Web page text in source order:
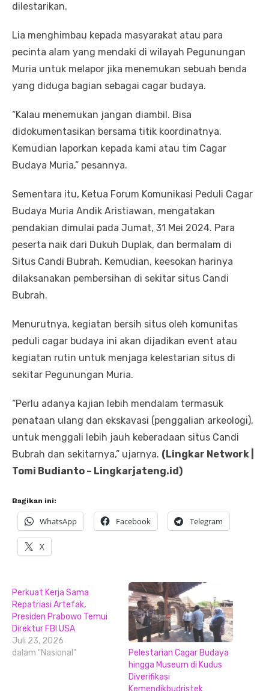
dilestarikan.
Lia menghimbau kepada masyarakat atau para
pecinta alam yang mendaki di wilayah Pegunungan
Muria untuk melapor jika menemukan sebuah benda
yang diduga bagian sebagai cagar budaya.
“Kalau menemukan jangan diambil. Bisa
didokumentasikan bersama titik koordinatnya.
Kemudian laporkan kepada kami atau tim Cagar
Budaya Muria,” pesannya.
Sementara itu, Ketua Forum Komunikasi Peduli Cagar
Budaya Muria Andik Aristiawan, mengatakan
pendakian dimulai pada Jumat, 31 Mei 2024. Para
peserta naik dari Dukuh Duplak, dan bermalam di
Situs Candi Bubrah. Kemudian, keesokan harinya
dilaksanakan pembersihan di sekitar situs Candi
Bubrah.
Menurutnya, kegiatan bersih situs oleh komunitas
peduli cagar budaya ini akan dijadikan event atau
kegiatan rutin untuk menjaga kelestarian situs di
sekitar Pegunungan Muria.
“Perlu adanya kajian lebih mendalam termasuk
penataan ulang dan ekskavasi (penggalian arkeologi),
untuk menggali lebih jauh keberadaan situs Candi
Bubrah dan sekitarnya,” ujarnya. (Lingkar Network |
Tomi Budianto – Lingkarjateng.id)
Bagikan ini:
WhatsApp Facebook Telegram
X
Perkuat Kerja Sama
Repatriasi Artefak,
Presiden Prabowo Temui
Direktur FBI USA
Juli 23, 2026
dalam "Nasional"
Pelestarian Cagar Budaya
hingga Museum di Kudus
Diverifikasi
Kemendikbudristek